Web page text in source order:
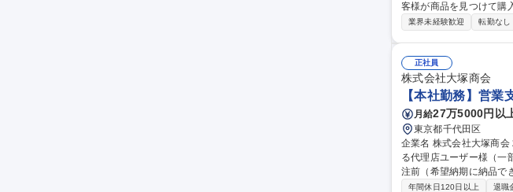
客様が商品を見つけて購
在庫管理・配送フォロ
業界未経験歓迎 転勤なし
正社員
株式会社大塚商会
【本社勤務】営
月給27万5000円以
東京都千代田区
企業名 株式会社大塚商会 求人名 【本社勤務】営業支援・サポート業務《たのめーる本部》 仕事の内容 たのめー
る代理店ユーザー様（一
注前（希望納期に納品でき
認、社内や仕入先に納
年間休日120日以上 退職